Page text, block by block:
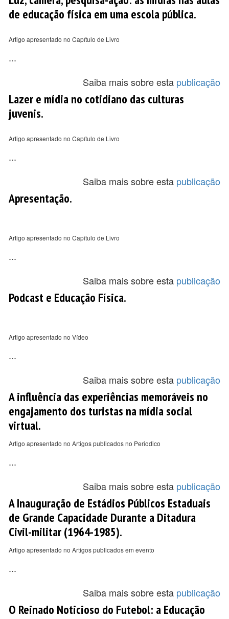
de educação física em uma escola pública.
Artigo apresentado no Capítulo de Livro
...
Saiba mais sobre esta publicação
Lazer e mídia no cotidiano das culturas
juvenis.
Artigo apresentado no Capítulo de Livro
...
Saiba mais sobre esta publicação
Apresentação.
Artigo apresentado no Capítulo de Livro
...
Saiba mais sobre esta publicação
Podcast e Educação Física.
Artigo apresentado no Vídeo
...
Saiba mais sobre esta publicação
A influência das experiências memoráveis no
engajamento dos turistas na mídia social
virtual.
Artigo apresentado no Artigos publicados no Periodico
...
Saiba mais sobre esta publicação
A Inauguração de Estádios Públicos Estaduais
de Grande Capacidade Durante a Ditadura
Civil-militar (1964-1985).
Artigo apresentado no Artigos publicados em evento
...
Saiba mais sobre esta publicação
O Reinado Noticioso do Futebol: a Educação